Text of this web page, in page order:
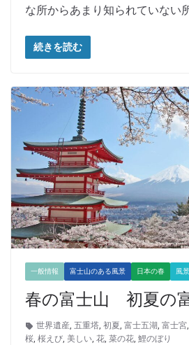
な所からあまり知られていない
続きを読む
一般情報 富士山のある風景 日本の春 風景
春の富士山 初夏の
世界遺産, 五重塔, 初夏, 富士五湖, 富士宮,
桜, 桜えび, 美しい, 花, 菜の花, 鯉のぼり